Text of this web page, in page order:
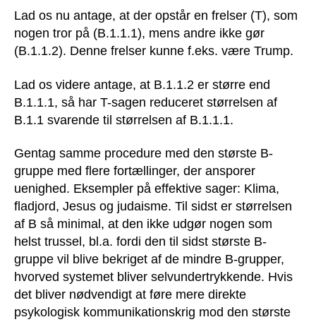
Lad os nu antage, at der opstår en frelser (T), som
nogen tror på (B.1.1.1), mens andre ikke gør
(B.1.1.2). Denne frelser kunne f.eks. være Trump.
Lad os videre antage, at B.1.1.2 er større end
B.1.1.1, så har T-sagen reduceret størrelsen af
B.1.1 svarende til størrelsen af B.1.1.1.
Gentag samme procedure med den største B-
gruppe med flere fortællinger, der ansporer
uenighed. Eksempler på effektive sager: Klima,
fladjord, Jesus og judaisme. Til sidst er størrelsen
af B så minimal, at den ikke udgør nogen som
helst trussel, bl.a. fordi den til sidst største B-
gruppe vil blive bekriget af de mindre B-grupper,
hvorved systemet bliver selvundertrykkende. Hvis
det bliver nødvendigt at føre mere direkte
psykologisk kommunikationskrig mod den største